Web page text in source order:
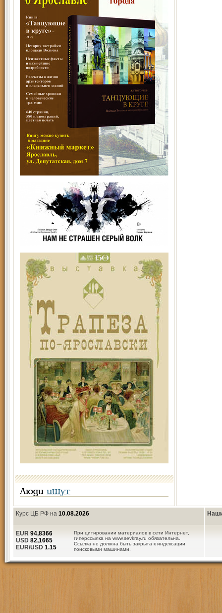
Люди ищут
Курс ЦБ РФ на 10.08.2026
При цитировании материалов в сети Интернет,
гиперссылка на www.sevkray.ru обязательна.
Ссылка не должна быть закрыта к индексации
поисковыми машинами.
EUR 94,8366
USD 82,1665
EUR/USD 1.15